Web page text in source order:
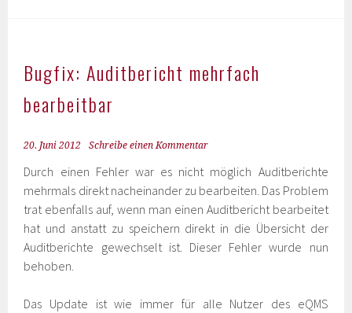
Bugfix: Auditbericht mehrfach
bearbeitbar
20. Juni 2012 Schreibe einen Kommentar
Durch einen Fehler war es nicht möglich Auditberichte
mehrmals direkt nacheinander zu bearbeiten. Das Problem
trat ebenfalls auf, wenn man einen Auditbericht bearbeitet
hat und anstatt zu speichern direkt in die Übersicht der
Auditberichte gewechselt ist. Dieser Fehler wurde nun
behoben.
Das Update ist wie immer für alle Nutzer des eQMS